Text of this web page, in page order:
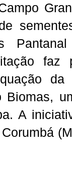
faz
Biomas,
A